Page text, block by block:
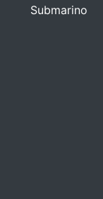
Submarino